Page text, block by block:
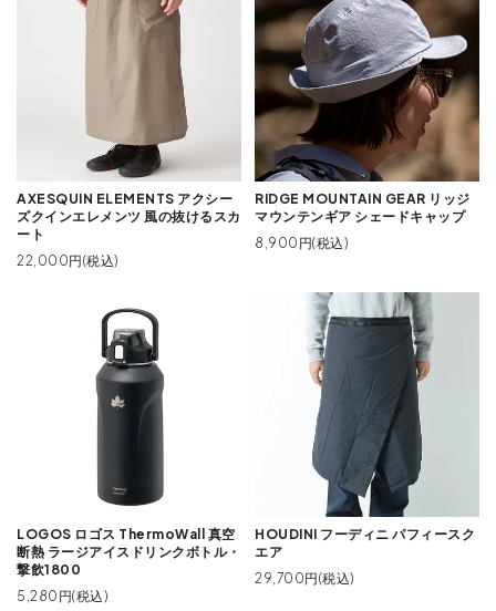
AXESQUIN ELEMENTS アクシー
ズクインエレメンツ 風の抜けるスカ
ート
22,000円(税込)
RIDGE MOUNTAIN GEAR リッジ
マウンテンギア シェードキャップ
8,900円(税込)
LOGOS ロゴス ThermoWall 真空
断熱 ラージアイスドリンクボトル・
撃飲1800
5,280円(税込)
HOUDINI フーディニ パフィースク
エア
29,700円(税込)